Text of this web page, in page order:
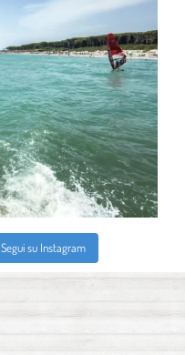
Segui su Instagram